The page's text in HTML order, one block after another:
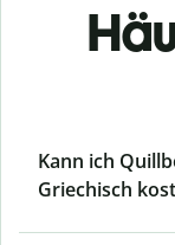
Kann ich
Griechisch